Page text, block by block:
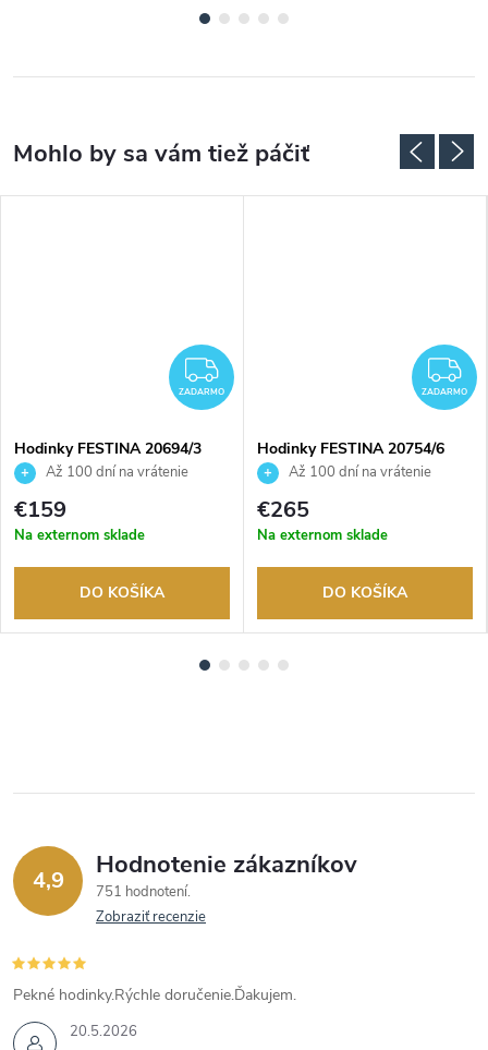
ZADARMO
ZADARMO
Hodinky FESTINA 20694/3
Až 100 dní na vrátenie
tovaru. Autorizovaný predajca.
€159
Na externom sklade
DO KOŠÍKA
ZADARMO
Hodinky FESTINA 20754/6
Až 100 dní na vrátenie
tovaru. Autorizovaný predajca.
€265
Na externom sklade
DO KOŠÍKA
4,9 Hodnotenie zákazníkov
751 hodnotení
Zobraziť recenzie
20.5.2026
Pekné hodinky.Rýchle doručenie.Ďakujem.